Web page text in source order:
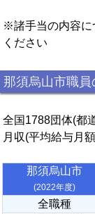
※諸手当の内容に
ください
那須烏山市職
全国1788団体(都
月収(平均給与月
那須烏山市
(2022年度)
全職種